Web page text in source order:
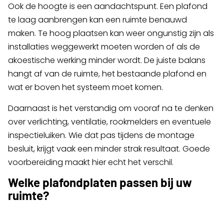
Ook de hoogte is een aandachtspunt. Een plafond
te laag aanbrengen kan een ruimte benauwd
maken. Te hoog plaatsen kan weer ongunstig zijn als
installaties weggewerkt moeten worden of als de
akoestische werking minder wordt. De juiste balans
hangt af van de ruimte, het bestaande plafond en
wat er boven het systeem moet komen.
Daarnaast is het verstandig om vooraf na te denken
over verlichting, ventilatie, rookmelders en eventuele
inspectieluiken. Wie dat pas tijdens de montage
besluit, krijgt vaak een minder strak resultaat. Goede
voorbereiding maakt hier echt het verschil.
Welke plafondplaten passen bij uw
ruimte?